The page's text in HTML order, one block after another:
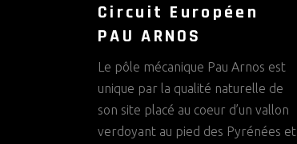
Circuit Européen
PAU ARNOS
Le pôle mécanique Pau Arnos est
unique par la qualité naturelle de
son site placé au coeur d’un vallon
verdoyant au pied des Pyrénées et